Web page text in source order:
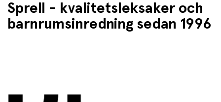
Sprell - kvalitetsleksaker och
barnrumsinredning sedan 1996